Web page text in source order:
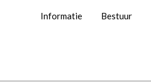
Informatie Bestuur